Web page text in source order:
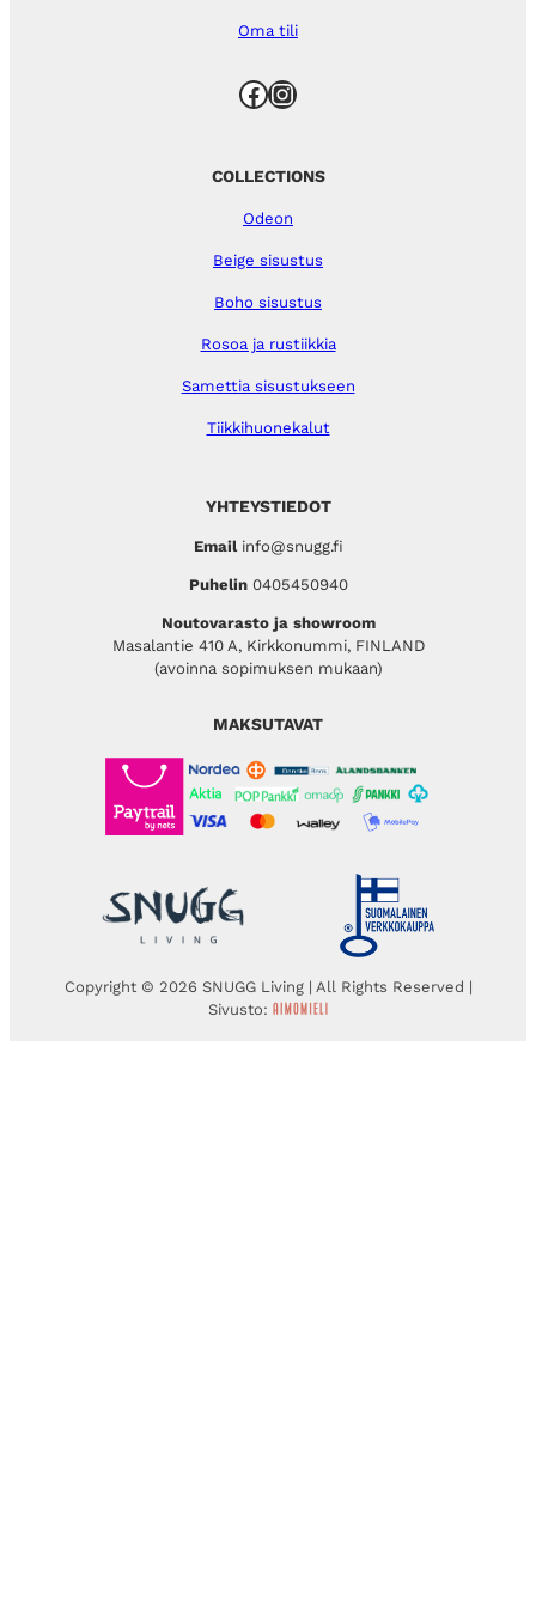
Oma tili
Facebook Instagram
YHTEYSTIEDOT
Emailinfo@snugg.fi
Puhelin 0405450940
Noutovarasto ja showroom
Masalantie 410 A, Kirkkonummi, FINLAND
(avoinna sopimuksen mukaan)
COLLECTIONS
Odeon
Beige sisustus
Boho sisustus
Rosoa ja rustiikkia
Samettia sisustukseen
Tiikkihuonekalut
MAKSUTAVAT
Copyright © 2026 SNUGG Living | All Rights Reserved |
Sivusto: